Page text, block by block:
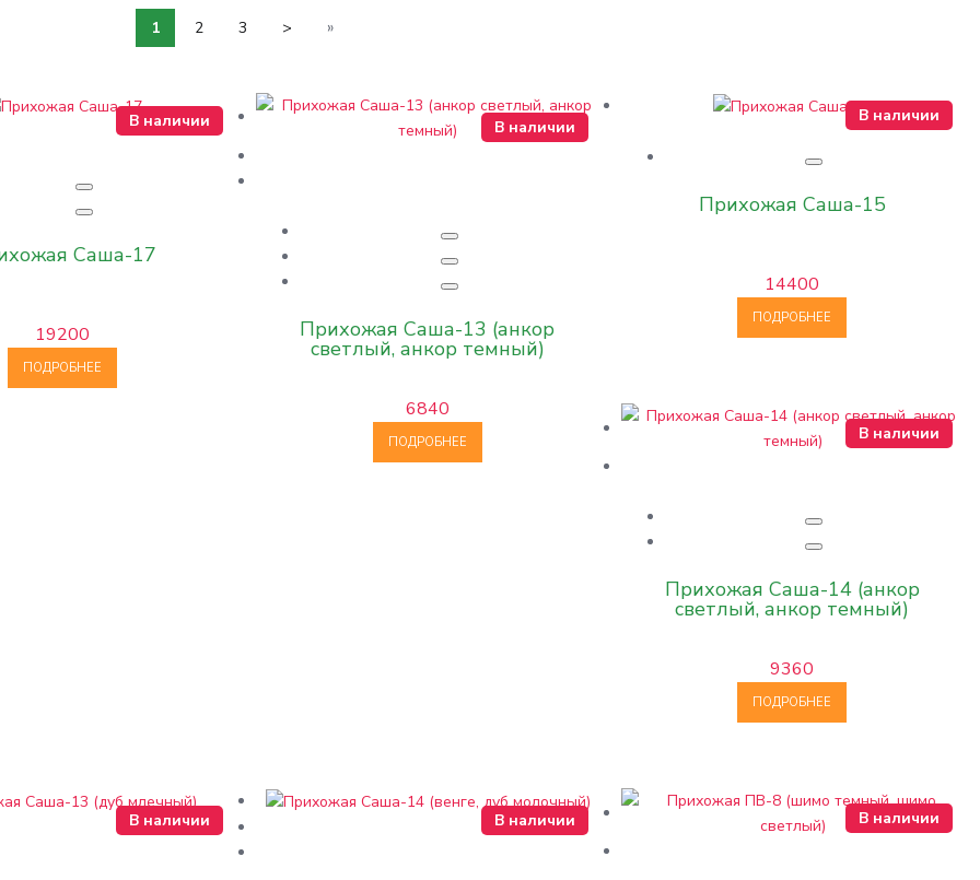
1 2 3 > »
В наличии
Саша-17
19200
ПОДРОБНЕЕ
В наличии
Прихожая Саша-13 (анкор
светлый, анкор темный)
6840
ПОДРОБНЕЕ
В наличии
Прихожая Саша-15
14400
ПОДРОБНЕЕ
В наличии
Прихожая Саша-14 (анкор
светлый, анкор темный)
9360
ПОДРОБНЕЕ
В наличии В наличии В наличии